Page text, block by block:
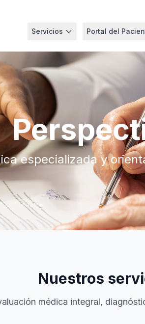
Servicios Portal del
especializada y
Nuestros
médica integral,